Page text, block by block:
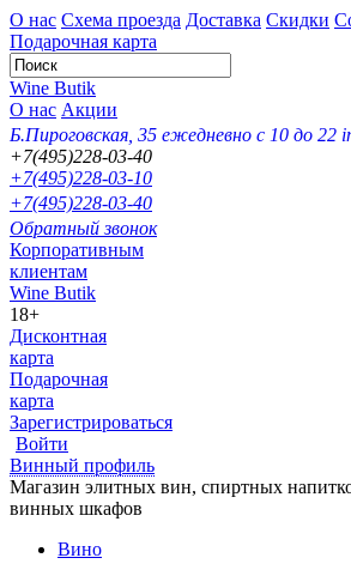
О нас Схема проезда Доставка Скидки
Подарочная карта
Wine Butik
О нас Акции
Б.Пироговская, 35 ежедневно с 10 до 22
+7(495)228-03-40
+7(495)228-03-10
+7(495)228-03-40
Обратный звонок
Корпоративным
клиентам
Wine Butik
18+
Дисконтная
карта
Подарочная
карта
Зарегистрироваться
Войти
Винный профиль
Магазин элитных вин, спиртных
винных шкафов
Вино